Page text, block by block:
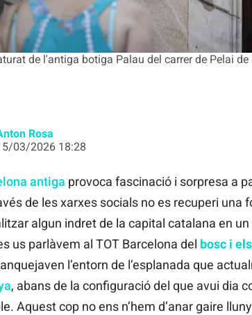
de l'antiga botiga Palau del carrer de Pelai
Rosa
03/2026 18:28
antiga provoca fascinació i sorpresa a
de les xarxes socials no es recuperi una
algun indret de la capital catalana en
us parlàvem al TOT Barcelona del bosc i
l’entorn de l’esplanada que
, abans de la configuració del que avui dia
Aquest cop no ens n’hem d’anar gaire